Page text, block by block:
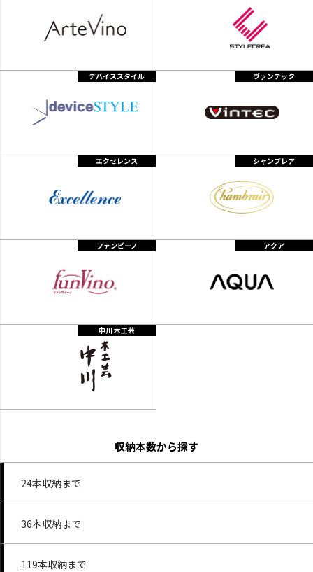
デバイススタイル ヴァンテック
エクセレンス シャンブレア
ファンビーノ アクア
中川 木工芸
収納本数から探す
24本収納まで
36本収納まで
119本収納まで